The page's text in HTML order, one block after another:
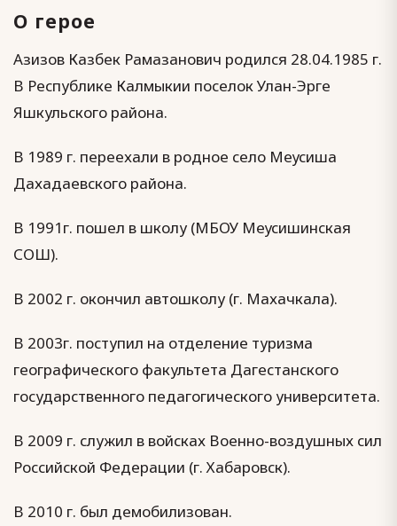
О герое
Азизов Казбек Рамазанович родился 28.04.1985 г.
В Республике Калмыкии поселок Улан-Эрге
Яшкульского района.
В 1989 г. переехали в родное село Меусиша
Дахадаевского района.
В 1991г. пошел в школу (МБОУ Меусишинская
СОШ).
В 2002 г. окончил автошколу (г. Махачкала).
В 2003г. поступил на отделение туризма
географического факультета Дагестанского
государственного педагогического университета.
В 2009 г. служил в войсках Военно-воздушных сил
Российской Федерации (г. Хабаровск).
В 2010 г. был демобилизован.